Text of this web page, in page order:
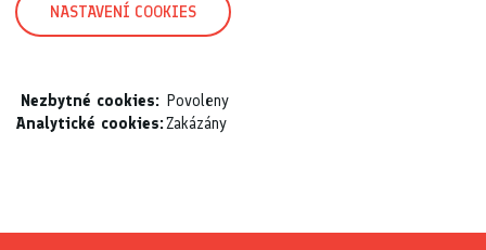
NASTAVENÍ COOKIES
Nezbytné cookies: Povoleny
Analytické cookies:Zakázány